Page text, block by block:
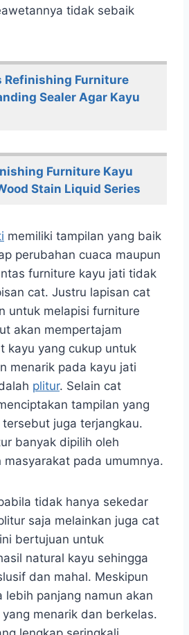
tidak sebaik
Refinishing Furniture
Sealer Agar Kayu
Furniture Kayu
Stain Liquid Series
memiliki tampilan yang baik
perubahan cuaca maupun
furniture kayu jati tidak
cat. Justru lapisan cat
untuk melapisi furniture
akan mempertajam
kayu yang cukup untuk
menarik pada kayu jati
plitur. Selain cat
tampilan yang
juga terjangkau.
banyak dipilih oleh
masyarakat pada umumnya.
tidak hanya sekedar
saja melainkan juga cat
bertujuan untuk
natural kayu sehingga
dan mahal. Meskipun
lebih panjang namun akan
menarik dan berkelas.